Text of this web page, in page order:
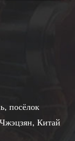
посёлок
Китай